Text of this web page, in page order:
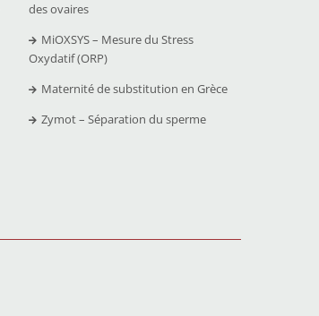
des ovaires
MiOXSYS – Mesure du Stress
Oxydatif (ORP)
Maternité de substitution en Grèce
Zymot – Séparation du sperme